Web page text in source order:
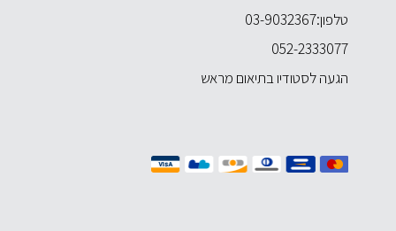
טלפון:03-9032367
052-2333077
הגעה לסטודיו בתיאום מראש